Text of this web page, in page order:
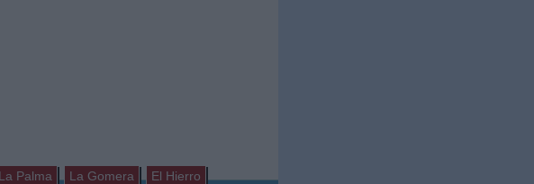
La Palma La Gomera El Hierro